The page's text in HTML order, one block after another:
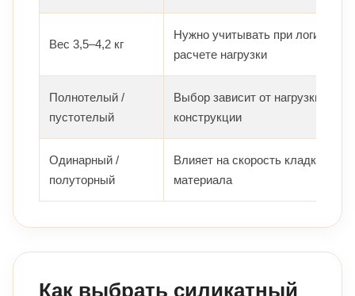
Вес 3,5–4,2 кг
Нужно учитывать при логистике,
расчете нагрузки
Полнотелый /
пустотелый
Выбор зависит от нагрузки и
конструкции
Одинарный /
полуторный
Влияет на скорость кладки и
материала
Как выбрать силикатный